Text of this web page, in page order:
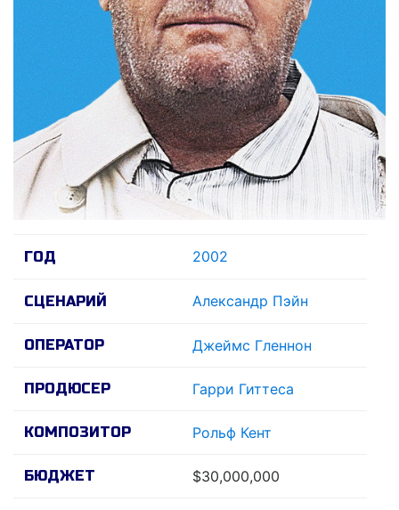
ГОД 2002
СЦЕНАРИЙ Александр Пэйн
ОПЕРАТОР Джеймс Гленнон
ПРОДЮСЕР Гарри Гиттеса
КОМПОЗИТОР Рольф Кент
БЮДЖЕТ $30,000,000